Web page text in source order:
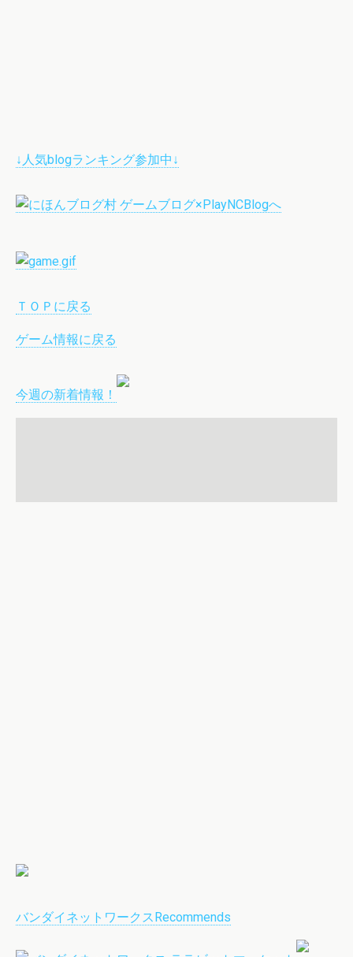
↓人気blogランキング参加中↓
ＴＯＰに戻る
ゲーム情報に戻る
今週の新着情報！
バンダイネットワークスRecommends